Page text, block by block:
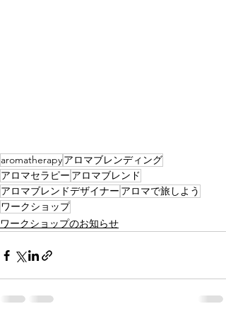
aromatherapyアロマブレンディング
アロマセラピー アロマブレンド
アロマブレンドデザイナー アロマで旅しよう
ワークショップ
ワークショップのお知らせ